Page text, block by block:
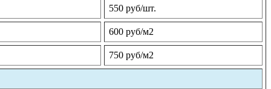
550 руб/шт.
600 руб/м2
750 руб/м2